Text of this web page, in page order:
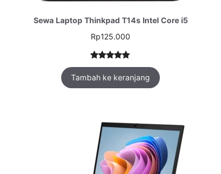
Sewa Laptop Thinkpad T14s Intel Core i5
Rp125.000
Peringkat
5.00dari 5
berdasarka
1
Tambah ke keranjang